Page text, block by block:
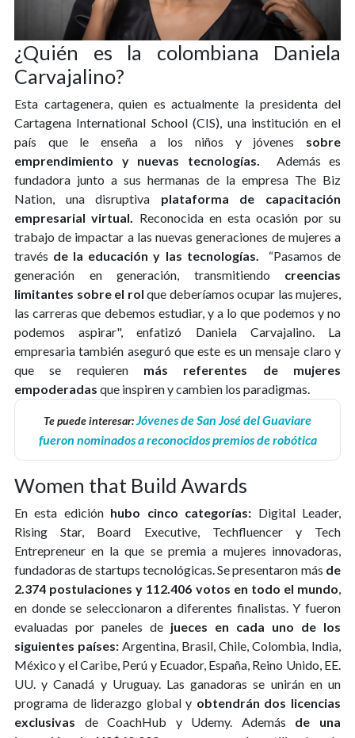
¿Quién es la colombiana Daniela
Carvajalino?
Esta cartagenera, quien es actualmente la presidenta del
Cartagena International School (CIS), una institución en el
país que le enseña a los niños y jóvenes sobre
emprendimiento y nuevas tecnologías.
Además es
fundadora junto a sus hermanas de la empresa The Biz
Nation, una disruptiva plataforma de capacitación
empresarial virtual. Reconocida en esta ocasión por su
trabajo de impactar a las nuevas generaciones de mujeres a
través de la educación y las tecnologías.
“Pasamos de
generación en generación, transmitiendo creencias
limitantes sobre el rol que deberíamos ocupar las mujeres,
las carreras que debemos estudiar, y a lo que podemos y no
podemos aspirar", enfatizó Daniela Carvajalino. La
empresaria también aseguró que este es un mensaje claro y
que se requieren más referentes de mujeres
empoderadas que inspiren y cambien los paradigmas.
Te puede interesar: Jóvenes de San José del Guaviare
fueron nominados a reconocidos premios de robótica
Women that Build Awards
En esta edición hubo cinco categorías: Digital Leader,
Rising Star, Board Executive, Techfluencer y Tech
Entrepreneur en la que se premia a mujeres innovadoras,
fundadoras de startups tecnológicas. Se presentaron más de
2.374 postulaciones y 112.406 votos en todo el mundo
en donde se seleccionaron a diferentes finalistas. Y fueron
evaluadas por paneles de jueces en cada uno de los
siguientes países: Argentina, Brasil, Chile, Colombia, India,
México y el Caribe, Perú y Ecuador, España, Reino Unido, EE.
UU. y Canadá y Uruguay. Las ganadoras se unirán en un
programa de liderazgo global y obtendrán dos licencias
exclusivas de CoachHub y Udemy. Además de una